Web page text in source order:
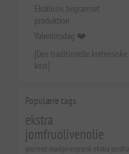
Eksklusiv, begrænset
produktion
Valentinsdag ❤️
[Den traditionelle kretensiske
kost]
Populære tags
ekstra
jomfruolivenolie
gourmet-madgavergræsk ekstra jomfru